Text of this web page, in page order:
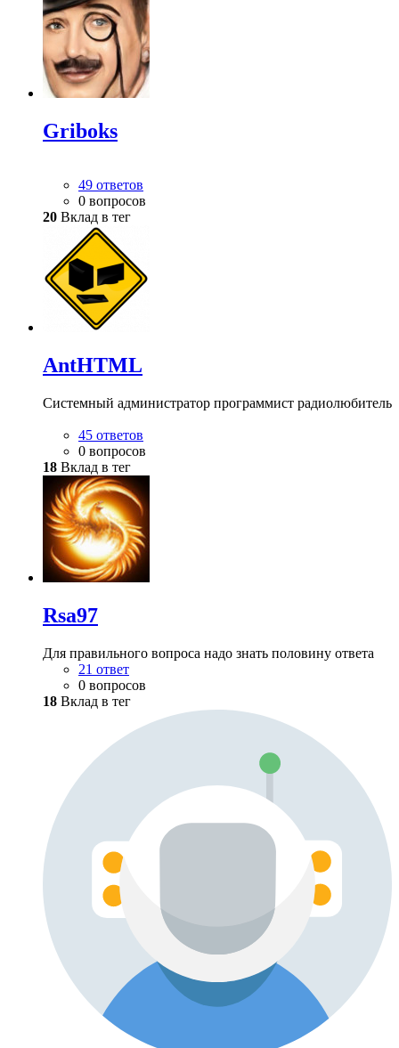
Griboks
49 ответов
0 вопросов
20 Вклад в тег
AntHTML
Системный администратор программист радиолюбитель
45 ответов
0 вопросов
18 Вклад в тег
Rsa97
Для правильного вопроса надо знать половину ответа
21 ответ
0 вопросов
18 Вклад в тег